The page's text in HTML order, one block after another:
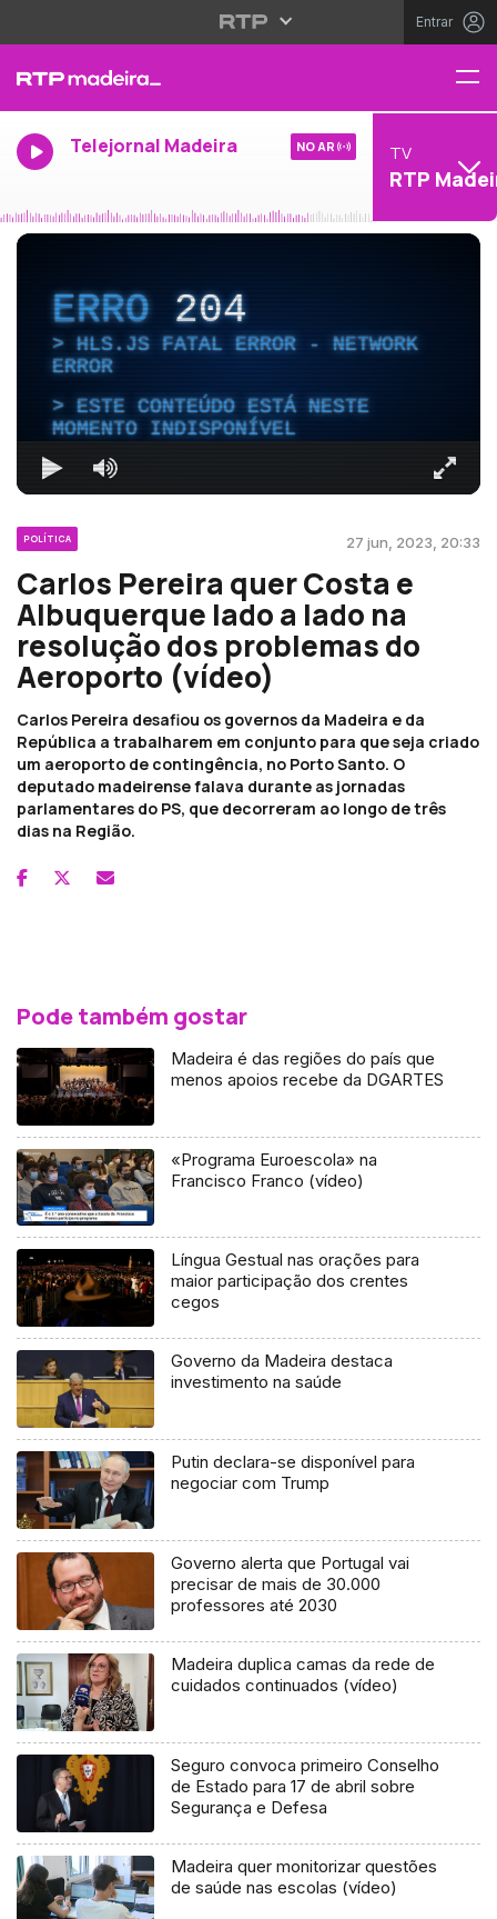
Entrar
Telejornal Madeira NO AR TV
RTP
ERRO204
HLS.JS FATAL ERROR - NETWORK
ERROR
ESTE CONTEÚDO ESTÁ NESTE
MOMENTO INDISPONÍVEL
POLÍTICA 27 jun, 2023, 20:33
Carlos Pereira quer Costa e
Albuquerque lado a lado na
resolução dos problemas do
Aeroporto (vídeo)
Carlos Pereira desafiou os governos da Madeira e da
República a trabalharem em conjunto para que seja criado
um aeroporto de contingência, no Porto Santo. O
deputado madeirense falava durante as jornadas
parlamentares do PS, que decorreram ao longo de três
dias na Região.
Pode também gostar
Madeira é das regiões do país que
menos apoios recebe da DGARTES
«Programa Euroescola» na
Francisco Franco (vídeo)
Língua Gestual nas orações para
maior participação dos crentes
cegos
Governo da Madeira destaca
investimento na saúde
Putin declara-se disponível para
negociar com Trump
Governo alerta que Portugal vai
precisar de mais de 30.000
professores até 2030
Madeira duplica camas da rede de
cuidados continuados (vídeo)
Seguro convoca primeiro Conselho
de Estado para 17 de abril sobre
Segurança e Defesa
Madeira quer monitorizar questões
de saúde nas escolas (vídeo)